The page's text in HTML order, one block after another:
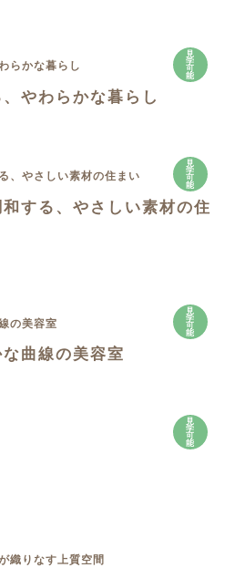
見
学
可
能
やわらかな暮らし
見
学
可
能
する、やさしい素材の住
見
学
可
能
曲線の美容室
見
学
可
能